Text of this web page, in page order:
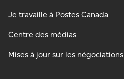
Je travaille à Postes Canada
Centre des médias
Mises à jour sur les négociations